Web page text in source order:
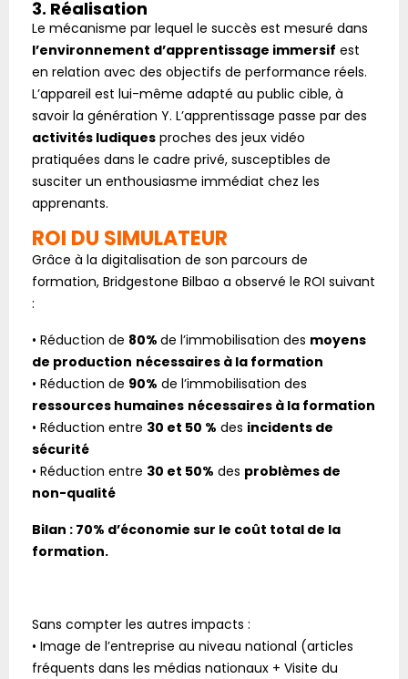
3. Réalisation
Le mécanisme par lequel le succès est mesuré dans
l’environnement d’apprentissage immersif est
en relation avec des objectifs de performance réels.
L’appareil est lui-même adapté au public cible, à
savoir la génération Y. L’apprentissage passe par des
activités ludiques proches des jeux vidéo
pratiquées dans le cadre privé, susceptibles de
susciter un enthousiasme immédiat chez les
apprenants.
ROI DU SIMULATEUR
Grâce à la digitalisation de son parcours de
formation, Bridgestone Bilbao a observé le ROI suivant
:
• Réduction de 80% de l’immobilisation des moyens
de production nécessaires à la formation
• Réduction de 90% de l’immobilisation des
ressources humaines nécessaires à la formation
• Réduction entre 30 et 50 % des incidents de
sécurité
• Réduction entre 30 et 50% des problèmes de
non-qualité
Bilan : 70% d’économie sur le coût total de la
formation.
Sans compter les autres impacts :
• Image de l’entreprise au niveau national (articles
fréquents dans les médias nationaux + Visite du